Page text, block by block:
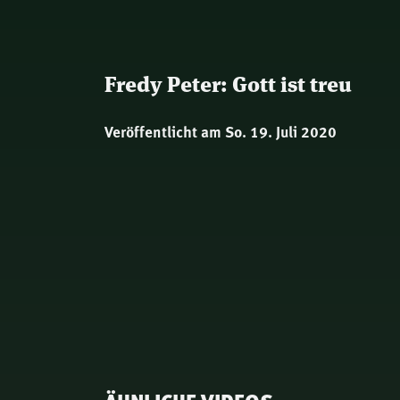
Fredy Peter: Gott ist treu
Veröffentlicht am So. 19. Juli 2020